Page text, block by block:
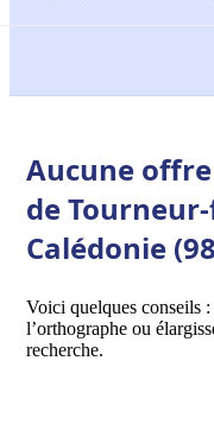
Aucune
de
Calédonie
Voici quelques conseils :
l’orthographe ou
recherche.